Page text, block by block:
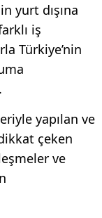
yurt dışına
iş
Türkiye’nin
yapılan ve
çeken
ve